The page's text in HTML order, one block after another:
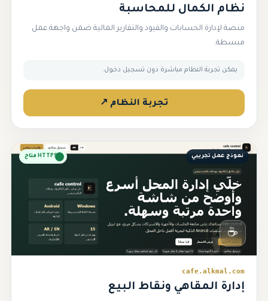
نظام الكمال للمحاسبة
منصة لإدارة الحسابات والقيود والتقارير المالية ضمن واجهة عمل
مبسطة.
يمكن تجربة النظام مباشرة دون تسجيل دخول.
تجربة النظام ↗
نموذج عمل تجريبي HTTPS متاح
☕
cafe.alkmal.com
إدارة المقاهي ونقاط البيع